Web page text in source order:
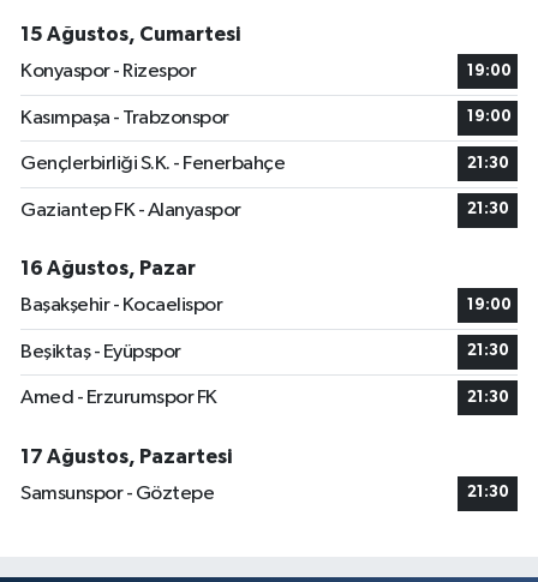
15 Ağustos, Cumartesi
Konyaspor - Rizespor
19:00
Kasımpaşa - Trabzonspor 19:00
Gençlerbirliği S.K. - Fenerbahçe 21:30
Gaziantep FK - Alanyaspor 21:30
16 Ağustos, Pazar
Başakşehir - Kocaelispor
19:00
Beşiktaş - Eyüpspor 21:30
Amed - Erzurumspor FK 21:30
17 Ağustos, Pazartesi
Samsunspor - Göztepe
21:30